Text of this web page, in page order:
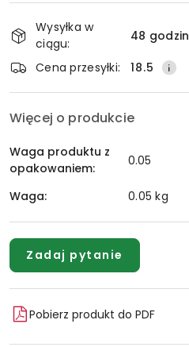
i
dostawa
Wysyłka w
ciągu:
48 godzin
Cena przesyłki:
18.5
Więcej o produkcie
Waga produktu z
opakowaniem:
0.05
Waga: 0.05 kg
Zadaj pytanie
Pobierz produkt do PDF